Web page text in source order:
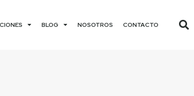
BLOG NOSOTROS CONTACTO